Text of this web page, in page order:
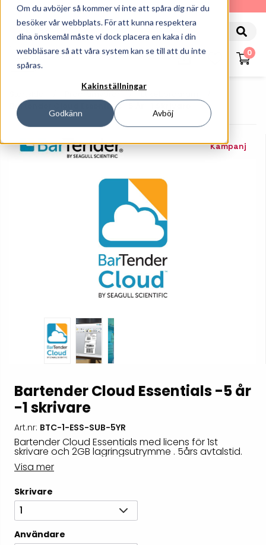
Om du avböjer så kommer vi inte att spåra dig när du
besöker vår webbplats. För att kunna respektera
dina önskemål måste vi dock placera en kaka i din
webbläsare så att våra system kan se till att du inte
spåras.
Kakinställningar
Godkänn Avböj
010-162 61 90
0
Programvaror
Etikettprogram
Bartender Cloud Essentials -5 År -1 Skrivare
Kampanj
Bartender Cloud Essentials -5 år
-1 skrivare
Art.nr: BTC-1-ESS-SUB-5YR
Bartender Cloud Essentials med licens för 1st
skrivare och 2GB lagringsutrymme . 5års avtalstid.
Visa mer
Skrivare
1
Användare